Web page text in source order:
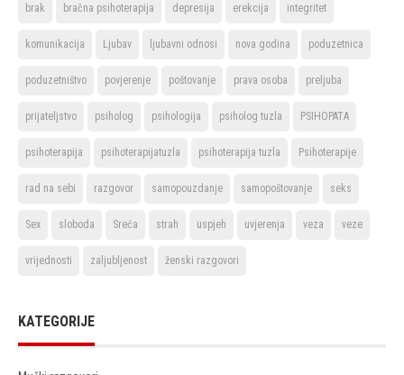
brak bračna psihoterapija depresija erekcija integritet
komunikacija Ljubav ljubavni odnosi nova godina poduzetnica
poduzetništvo povjerenje poštovanje prava osoba preljuba
prijateljstvo psiholog psihologija psiholog tuzla PSIHOPATA
psihoterapija psihoterapijatuzla psihoterapija tuzla Psihoterapije
rad na sebi razgovor samopouzdanje samopoštovanje seks
Sex sloboda Sreća strah uspjeh uvjerenja veza veze
vrijednosti zaljubljenost ženski razgovori
KATEGORIJE